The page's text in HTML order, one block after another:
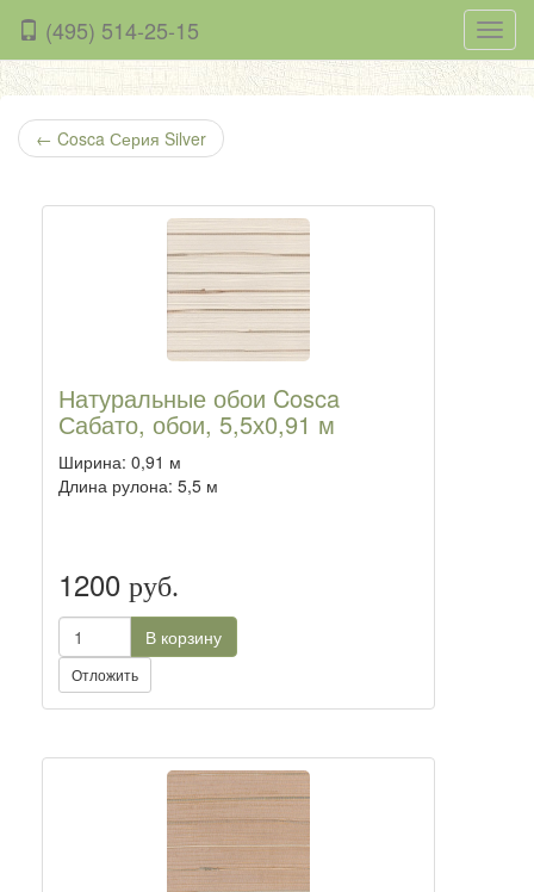
(495) 514-25-15
← Cosca Серия Silver
Натуральные обои Cosca
Сабато, обои, 5,5х0,91 м
Ширина: 0,91 м
Длина рулона: 5,5 м
1200 руб.
В корзину
Отложить